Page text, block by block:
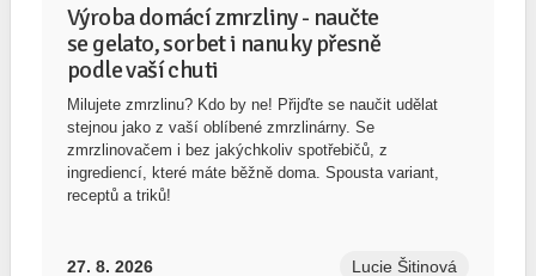
Výroba domácí zmrzliny - naučte
se gelato, sorbet i nanuky přesně
podle vaší chuti
Milujete zmrzlinu? Kdo by ne! Přijďte se naučit udělat
stejnou jako z vaší oblíbené zmrzlinárny. Se
zmrzlinovačem i bez jakýchkoliv spotřebičů, z
ingrediencí, které máte běžně doma. Spousta variant,
receptů a triků!
27. 8. 2026 Lucie Šitinová